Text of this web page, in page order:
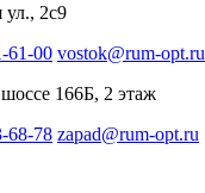
2с9
61-00 vostok@rum-opt.ru
166Б, 2 этаж
68-78 zapad@rum-opt.ru